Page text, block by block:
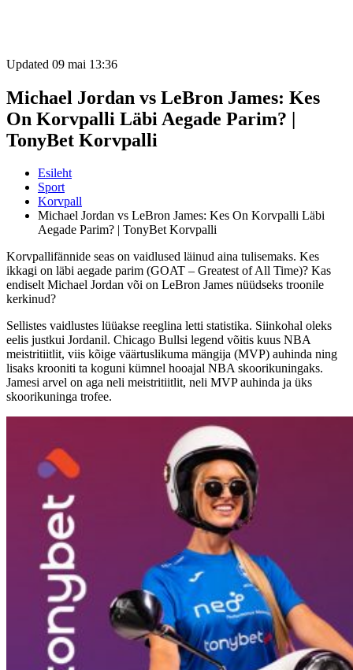
Updated 09 mai 13:36
Michael Jordan vs LeBron James: Kes
On Korvpalli Läbi Aegade Parim? |
TonyBet Korvpalli
Esileht
Sport
Korvpall
Michael Jordan vs LeBron James: Kes On Korvpalli Läbi
Aegade Parim? | TonyBet Korvpalli
Korvpallifännide seas on vaidlused läinud aina tulisemaks. Kes
ikkagi on läbi aegade parim (GOAT – Greatest of All Time)? Kas
endiselt Michael Jordan või on LeBron James nüüdseks troonile
kerkinud?
Sellistes vaidlustes lüüakse reeglina letti statistika. Siinkohal oleks
eelis justkui Jordanil. Chicago Bullsi legend võitis kuus NBA
meistritiitlit, viis kõige väärtuslikuma mängija (MVP) auhinda ning
lisaks krooniti ta koguni kümnel hooajal NBA skoorikuningaks.
Jamesi arvel on aga neli meistritiitlit, neli MVP auhinda ja üks
skoorikuninga trofee.